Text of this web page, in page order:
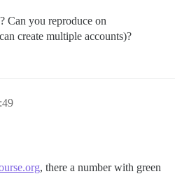
Can you reproduce on
create multiple accounts)?
, there a number with green